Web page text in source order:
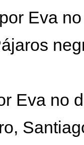
Eva
Eva no